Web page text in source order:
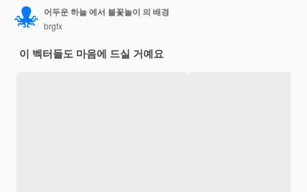
어두운 하늘 에서 불꽃놀이 의 배경
brgfx
이 벡터들도 마음에 드실 거예요